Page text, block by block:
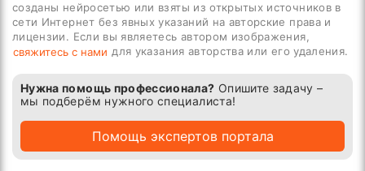
созданы нейросетью или взяты из открытых источников в
сети Интернет без явных указаний на авторские права и
лицензии. Если вы являетесь автором изображения,
свяжитесь с нами для указания авторства или его удаления.
Нужна помощь профессионала? Опишите задачу –
мы подберём нужного специалиста!
Помощь экспертов портала